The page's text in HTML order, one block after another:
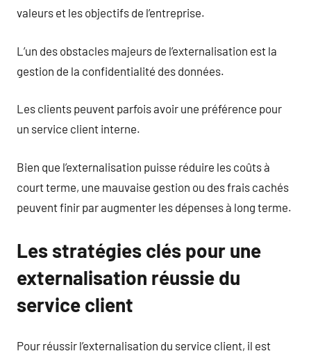
valeurs et les objectifs de l’entreprise.
L’un des obstacles majeurs de l’externalisation est la
gestion de la confidentialité des données.
Les clients peuvent parfois avoir une préférence pour
un service client interne.
Bien que l’externalisation puisse réduire les coûts à
court terme, une mauvaise gestion ou des frais cachés
peuvent finir par augmenter les dépenses à long terme.
Les stratégies clés pour une
externalisation réussie du
service client
Pour réussir l’externalisation du service client, il est